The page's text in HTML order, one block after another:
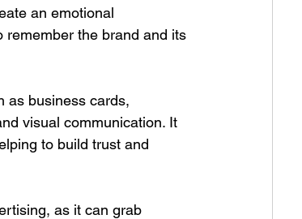
an emotional
remember the brand and its
as business cards,
visual communication. It
to build trust and
as it can grab